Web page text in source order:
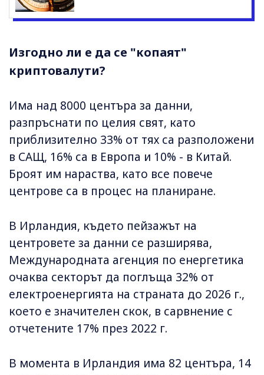
Изгодно ли е да се "копаят"
криптовалути?
Има над 8000 центъра за данни,
разпръснати по целия свят, като
приблизително 33% от тях са разположени
в САЩ, 16% са в Европа и 10% - в Китай.
Броят им нараства, като все повече
центрове са в процес на планиране.
В Ирландия, където пейзажът на
центровете за данни се разширява,
Международната агенция по енергетика
очаква секторът да поглъща 32% от
електроенергията на страната до 2026 г.,
което е значителен скок, в сарвнение с
отчетените 17% през 2022 г.
В момента в Ирландия има 82 центъра, 14